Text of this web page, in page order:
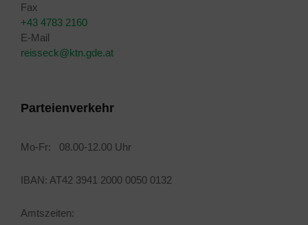
Fax
+43 4783 2160
E-Mail
reisseck@ktn.gde.at
Parteienverkehr
Mo-Fr: 08.00-12.00 Uhr
IBAN: AT42 3941 2000 0050 0132
Amtszeiten: